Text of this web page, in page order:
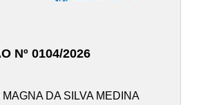
Nº 0104/2026
DA SILVA MEDINA